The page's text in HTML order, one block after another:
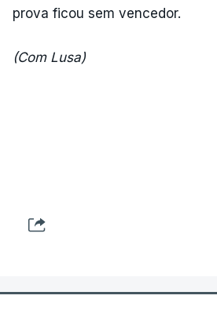
prova ficou sem vencedor.
(Com Lusa)